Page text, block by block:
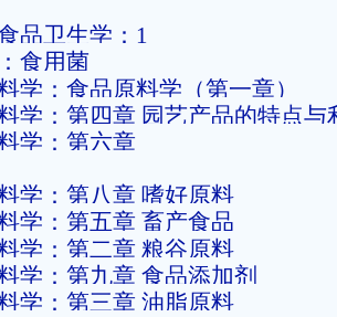
品卫生学：1
食用菌
学：食品原料学（第一章）
学：第四章 园艺产品的特点与
学：第六章
学：第八章 嗜好原料
学：第五章 畜产食品
学：第二章 粮谷原料
学：第九章 食品添加剂
学：第三章 油脂原料